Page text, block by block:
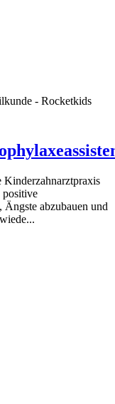
- Rocketkids
Kinderzahnarztpraxis
abzubauen und